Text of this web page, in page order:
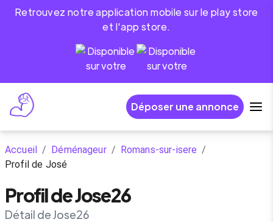
Retrouvez notre application mobile sur le play store
et l'app store.
Déposer une annonce
Accueil / Déménageur / Romans-sur-isere /
Profil de José
Profil de Jose26
Détail de Jose26